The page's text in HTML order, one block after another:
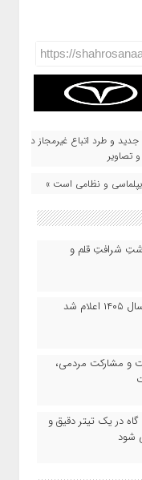
https://
و طرد اتباع غیرمجاز در
تصاویر
و نظامی است »
شرافتِ قلم و
شد
و مشارکت مردمی،
گاه در یک تیتر دقیق و
شود